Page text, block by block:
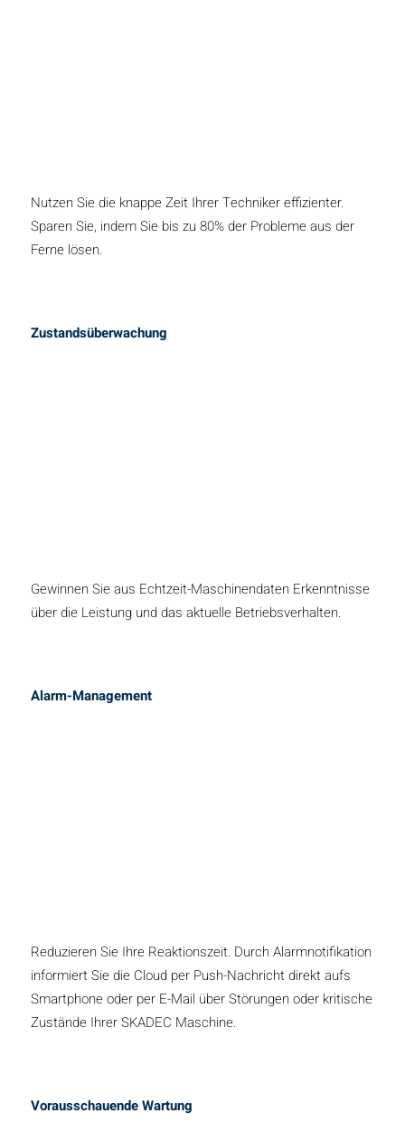
Nutzen Sie die knappe Zeit Ihrer Techniker effizienter.
Sparen Sie, indem Sie bis zu 80% der Probleme aus der
Ferne lösen.
Zustandsüberwachung
Gewinnen Sie aus Echtzeit-Maschinendaten Erkenntnisse
über die Leistung und das aktuelle Betriebsverhalten.
Alarm-Management
Reduzieren Sie Ihre Reaktionszeit. Durch Alarmnotifikation
informiert Sie die Cloud per Push-Nachricht direkt aufs
Smartphone oder per E-Mail über Störungen oder kritische
Zustände Ihrer SKADEC Maschine.
Vorausschauende Wartung